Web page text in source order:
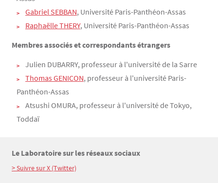
Gabriel SEBBAN, Université Paris-Panthéon-Assas
Raphaëlle THERY, Université Paris-Panthéon-Assas
Membres associés et correspondants étrangers
Julien DUBARRY, professeur à l'université de la Sarre
Thomas GENICON, professeur à l'université Paris-
Panthéon-Assas
Atsushi OMURA, professeur à l'université de Tokyo,
Toddaï
Texte
Le Laboratoire sur les réseaux sociaux
> Suivre sur X (Twitter)